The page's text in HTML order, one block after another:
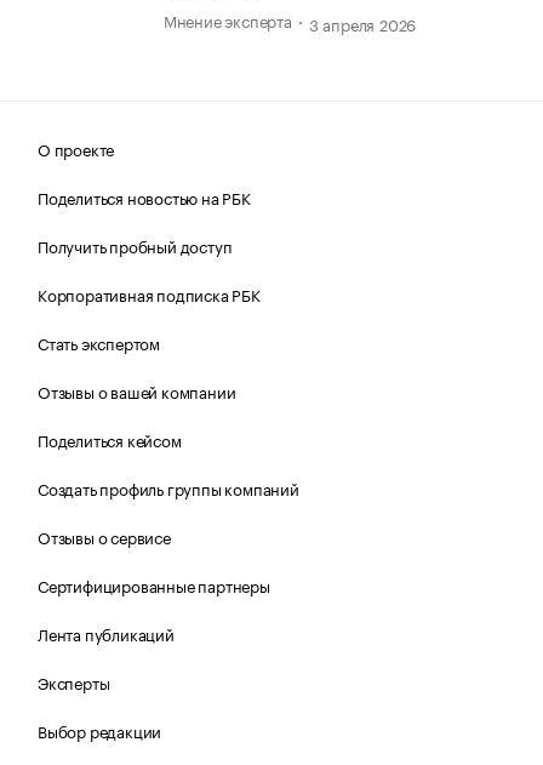
Мнение эксперта 3 апреля 2026
О проекте
Поделиться новостью на РБК
Получить пробный доступ
Корпоративная подписка РБК
Стать экспертом
Отзывы о вашей компании
Поделиться кейсом
Создать профиль группы компаний
Отзывы о сервисе
Сертифицированные партнеры
Лента публикаций
Эксперты
Выбор редакции